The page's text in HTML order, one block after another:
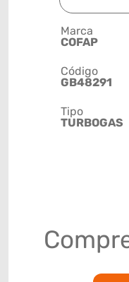
Marca
COFAP
Código
GB48291
Tipo
TURBOGAS